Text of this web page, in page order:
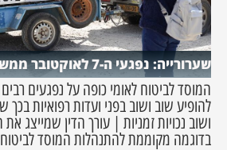
שערורייה: נפגעי ה-7 לאוקטובר ממשיכים להיפגע
להופיע שוב ושוב בפני ועדות רפואיות
ושוב נכויות זמניות | עורך הדין שמייצג
בדוגמה מקוממת להתנהלות המוסד